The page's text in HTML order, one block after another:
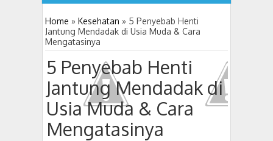
08:03 AM
ADVETORIAL JONRU GANTIKAN MONO PIMPIN DPRD
Home » Kesehatan » 5 Penyebab Henti
Jantung Mendadak di Usia Muda & Cara
Mengatasinya
5 Penyebab Henti
Jantung Mendadak di
Usia Muda & Cara
Mengatasinya